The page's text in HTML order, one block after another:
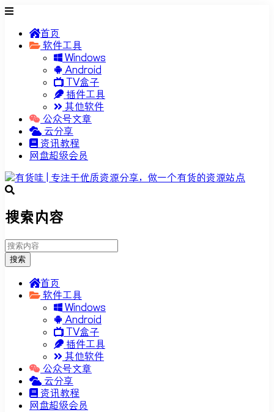
首页
软件工具
Windows
Android
TV盒子
插件工具
其他软件
公众号文章
云分享
资讯教程
网盘超级会员
搜索内容
搜索
首页
软件工具
Windows
Android
TV盒子
插件工具
其他软件
公众号文章
云分享
资讯教程
网盘超级会员